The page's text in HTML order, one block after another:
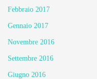
Febbraio 2017
Gennaio 2017
Novembre 2016
Settembre 2016
Giugno 2016